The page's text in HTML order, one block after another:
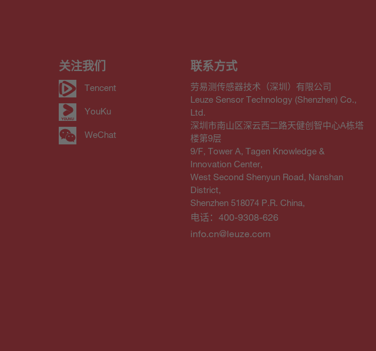
关注我们
Tencent
YouKu
WeChat
联系方式
劳易测传感器技术（深圳）有限公司
Leuze Sensor Technology (Shenzhen) Co.,
Ltd.
深圳市南山区深云西二路天健创智中心A栋塔
楼第9层
9/F, Tower A, Tagen Knowledge &
Innovation Center,
West Second Shenyun Road, Nanshan
District,
Shenzhen 518074 P.R. China,
电话：400-9308-626
info.cn@leuze.com